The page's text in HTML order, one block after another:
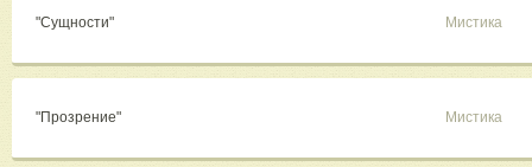
"Сущности" Мистика
"Прозрение" Мистика